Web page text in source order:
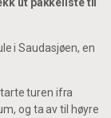
ut pakkeliste til
i Saudasjøen, en
turen ifra
og ta av til høyre